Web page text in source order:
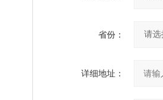
省份：
详细地址：